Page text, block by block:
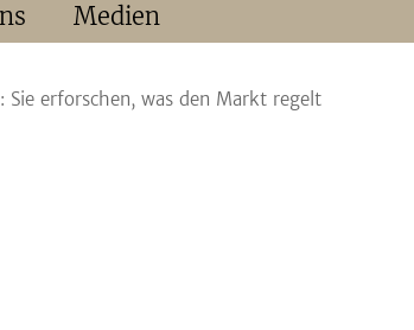
Medien
erforschen, was den Markt regelt